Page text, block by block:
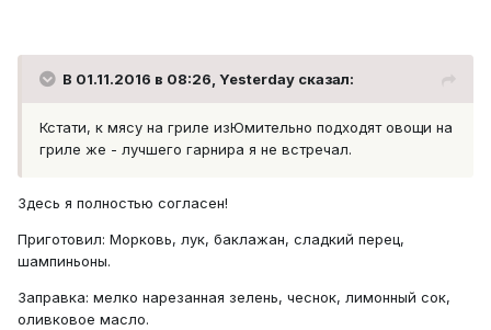
В 01.11.2016 в 08:26, Yesterday сказал:
Кстати, к мясу на гриле изЮмительно подходят овощи на
гриле же - лучшего гарнира я не встречал.
Здесь я полностью согласен!
Приготовил: Морковь, лук, баклажан, сладкий перец,
шампиньоны.
Заправка: мелко нарезанная зелень, чеснок, лимонный сок,
оливковое масло.